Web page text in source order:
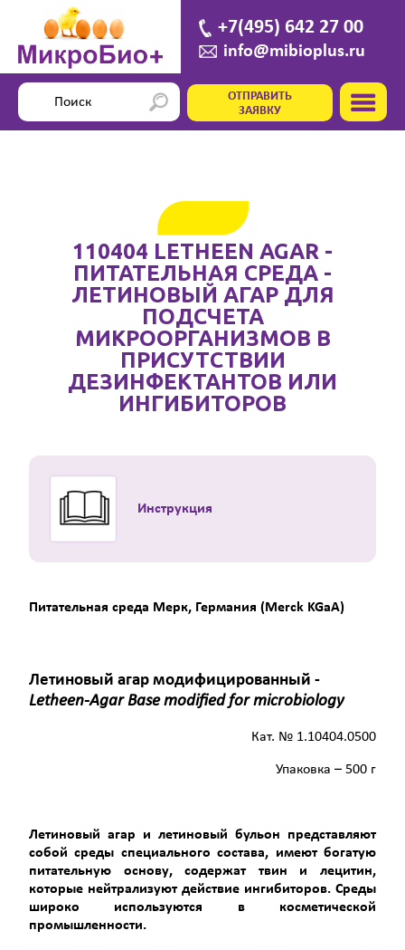
+7(495) 642 27 00
info@mibioplus.ru
ОТПРАВИТЬ
ЗАЯВКУ
110404 LETHEEN AGAR -
ПИТАТЕЛЬНАЯ СРЕДА -
ЛЕТИНОВЫЙ АГАР ДЛЯ
ПОДСЧЕТА
МИКРООРГАНИЗМОВ В
ПРИСУТСТВИИ
ДЕЗИНФЕКТАНТОВ ИЛИ
ИНГИБИТОРОВ
Инструкция
Питательная среда Мерк, Германия (Merck KGaA)
Летиновый агар модифицированный -
Letheen-Agar Base modified for microbiology
Кат. № 1.10404.0500
Упаковка – 500 г
Летиновый агар и летиновый бульон представляют
собой среды специального состава, имеют богатую
питательную основу, содержат твин и лецитин,
которые нейтрализуют действие ингибиторов. Среды
широко используются в косметической
промышленности.